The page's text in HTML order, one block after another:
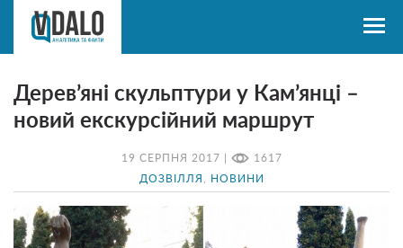
19 СЕРПНЯ 2017 | 1617
ДОЗВІЛЛЯ НОВИНИ
Дерев’яні скульптури у Кам’янці –
новий екскурсійний маршрут